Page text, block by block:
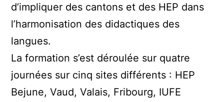
d’impliquer des cantons et des HEP dans
l’harmonisation des didactiques des
langues.
La formation s’est déroulée sur quatre
journées sur cinq sites différents : HEP
Bejune, Vaud, Valais, Fribourg, IUFE